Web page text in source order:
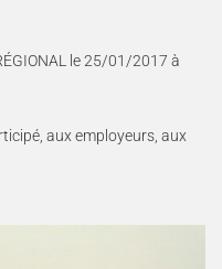
le 25/01/2017 à
aux employeurs, aux